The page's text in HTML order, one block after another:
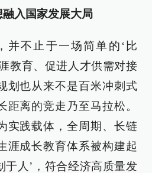
入国家发展大局
并不止于一场简单的‘比
教育、促进人才供需对接
划也从来不是百米冲刺式
距离的竞走乃至马拉松。
实践载体，全周期、长链
涯成长教育体系被构建起
于人’，符合经济高质量发